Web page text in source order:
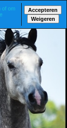
of om
Accepteren
Weigeren